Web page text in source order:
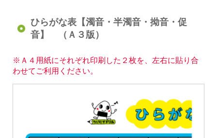
ひらがな表【濁音・半濁音・拗音・促
音】 （Ａ３版）
※Ａ４用紙にそれぞれ印刷した２枚を、左右に貼り合
わせてご利用ください。